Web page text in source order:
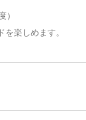
楽しめます。